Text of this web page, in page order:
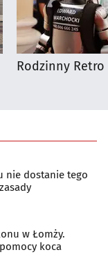
Rodzinny Retro
nie dostanie tego
w Łomży.
koca